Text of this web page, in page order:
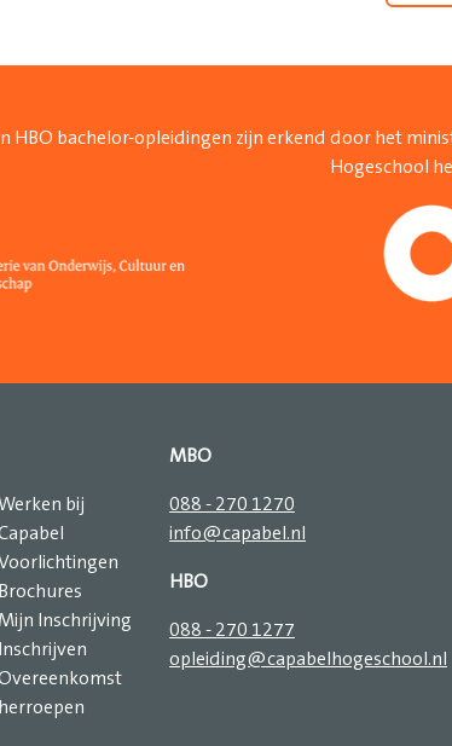
HBO bachelor-opleidingen zijn erkend door het
Hogeschool
bij
Brochures
Mijn Inschrijving
Inschrijven
herroepen
MBO
088 - 270 1270
info@capabel.nl
HBO
088 - 270 1277
opleiding@capabelhogeschool.nl